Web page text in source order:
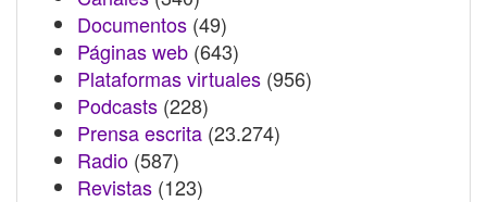
Documentos (49)
Páginas web (643)
Plataformas virtuales (956)
Podcasts (228)
Prensa escrita (23.274)
Radio (587)
Revistas (123)